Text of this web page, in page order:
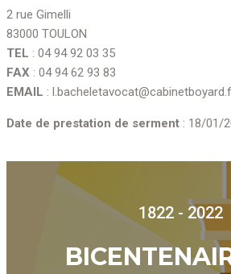
2 rue Gimelli
83000 TOULON
TEL : 04 94 92 03 35
FAX : 04 94 62 93 83
EMAIL :
Date de prestation de serment : 18/01/
1822 - 2022